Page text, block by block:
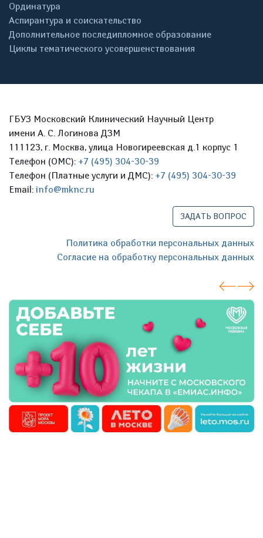
Ординатура
Аспирантура и соискательство
Дополнительное последипломное образование
Циклы тематического усовершенствования
ГБУЗ Московский Клинический Научный Центр
имени А. С. Логинова ДЗМ
111123, г. Москва, улица Новогиреевская д.1 корпус 1
Телефон (ОМС): +7 (495) 304-30-39
Телефон (Платные услуги и ДМС): +7 (495) 304-30-39
Email: info@mknc.ru
ЗАДАТЬ ВОПРОС
Политика обработки персональных данных
Согласие на обработку персональных данных